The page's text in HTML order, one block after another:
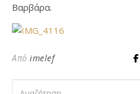
Βαρβάρα.
Από imelef